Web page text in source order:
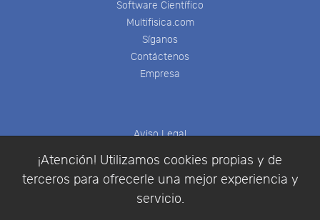
¡Atención! Utilizamos cookies propias y de
terceros para ofrecerle una mejor experiencia y
servicio.
Software Científico
Multifisica.com
Síganos
Contáctenos
Empresa
Aviso Legal
Política de Privacidad
Condiciones de compra
Identificarse